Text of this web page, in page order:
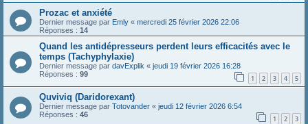
Prozac et anxiété
Dernier message par Emly « mercredi 25 février 2026 22:06
Réponses : 14
Quand les antidépresseurs perdent leurs efficacités avec le
temps (Tachyphylaxie)
Dernier message par davExplik « jeudi 19 février 2026 16:28
Réponses : 99 1 2 3 4 5
Quviviq (Daridorexant)
Dernier message par Totovander « jeudi 12 février 2026 6:54
Réponses : 46 1 2 3